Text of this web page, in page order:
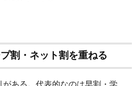
割・ネット割を重ねる
ある。代表的なのは早割・学